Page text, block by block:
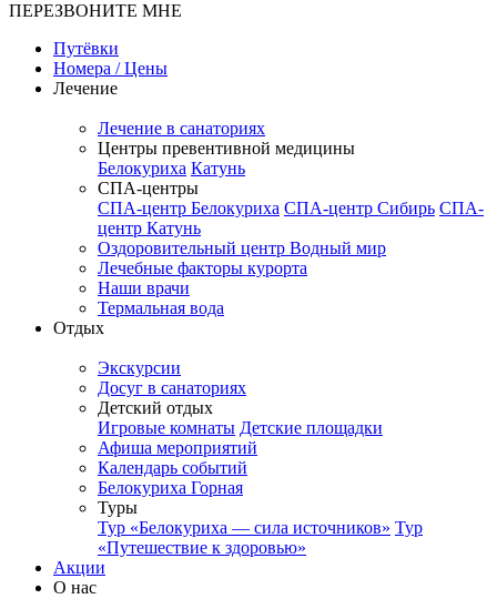
ПЕРЕЗВОНИТЕ МНЕ
Путёвки
Номера / Цены
Лечение
Лечение в санаториях
Центры превентивной медицины
Белокуриха Катунь
СПА-центры
СПА-центр Белокуриха СПА-центр Сибирь СПА-
центр Катунь
Оздоровительный центр Водный мир
Лечебные факторы курорта
Наши врачи
Термальная вода
Отдых
Экскурсии
Досуг в санаториях
Детский отдых
Игровые комнаты Детские площадки
Афиша мероприятий
Календарь событий
Белокуриха Горная
Туры
Тур «Белокуриха — сила источников» Тур
«Путешествие к здоровью»
Акции
О нас